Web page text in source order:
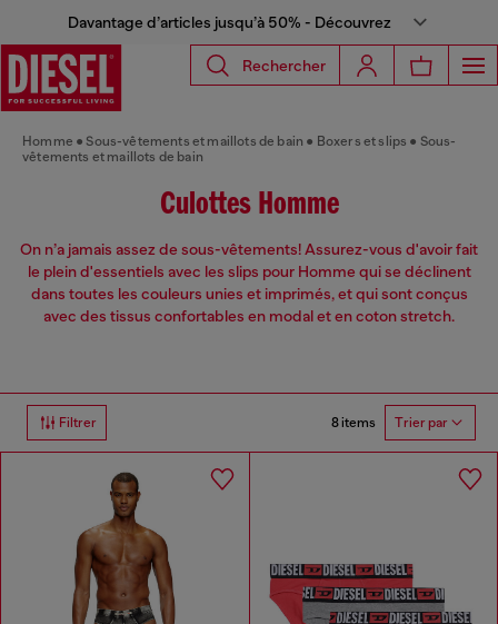
Davantage d’articles jusqu’à 50% - Découvrez
Rechercher
Homme Sous-vêtements et maillots de bain Boxers et slips
Sous-
vêtements et maillots de bain
Culottes Homme
On n’a jamais assez de sous-vêtements! Assurez-vous d'avoir fait
le plein d'essentiels avec les slips pour Homme qui se déclinent
dans toutes les couleurs unies et imprimés, et qui sont conçus
avec des tissus confortables en modal et en coton stretch.
Filtrer 8 items Trier par